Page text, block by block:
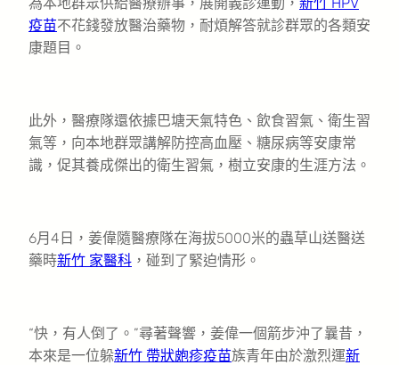
疫苗不花錢發放醫治藥物，耐煩解答就診群眾的各類安
康題目。
此外，醫療隊還依據巴塘天氣特色、飲食習氣、衛生習
氣等，向本地群眾講解防控高血壓、糖尿病等安康常
識，促其養成傑出的衛生習氣，樹立安康的生涯方法。
6月4日，姜偉隨醫療隊在海拔5000米的蟲草山送醫送
藥時新竹 家醫科 ，碰到了緊迫情形。
“快，有人倒了。”尋著聲響，姜偉一個箭步沖了曩昔，
本來是一位躲新竹 帶狀皰疹疫苗族青年由於激烈運新